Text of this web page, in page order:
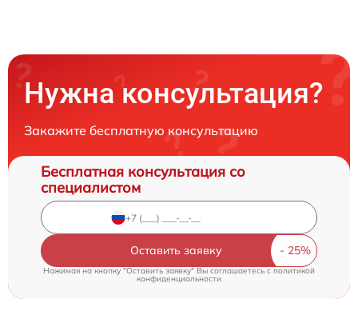
Нужна консультация?
Закажите бесплатную консультацию
Бесплатная консультация со
специалистом
Оставить заявку
Нажимая на кнопку "Оставить заявку" Вы соглашаетесь c политикой
конфиденциальности